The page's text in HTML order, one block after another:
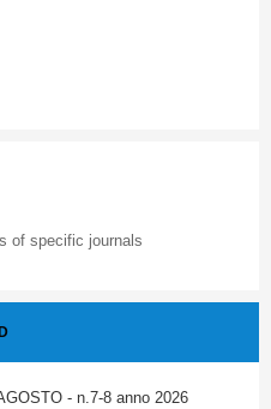
of specific journals
- n.7-8 anno 2026